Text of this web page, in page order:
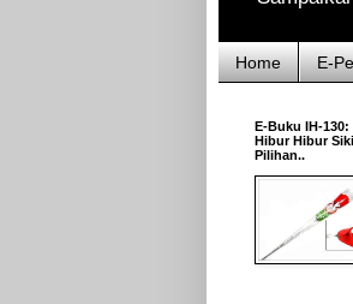
Home E-
E-Buku IH-130:
Hibur Hibur
Pilihan..